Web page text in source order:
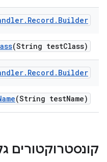
. Record . Builder
(String testClass)
. Record . Builder
(String testName)
קונסטרוקטורים